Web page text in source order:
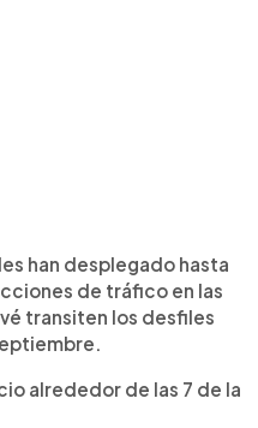
han desplegado hasta
de tráfico en las
transiten los desfiles
alrededor de las 7 de la